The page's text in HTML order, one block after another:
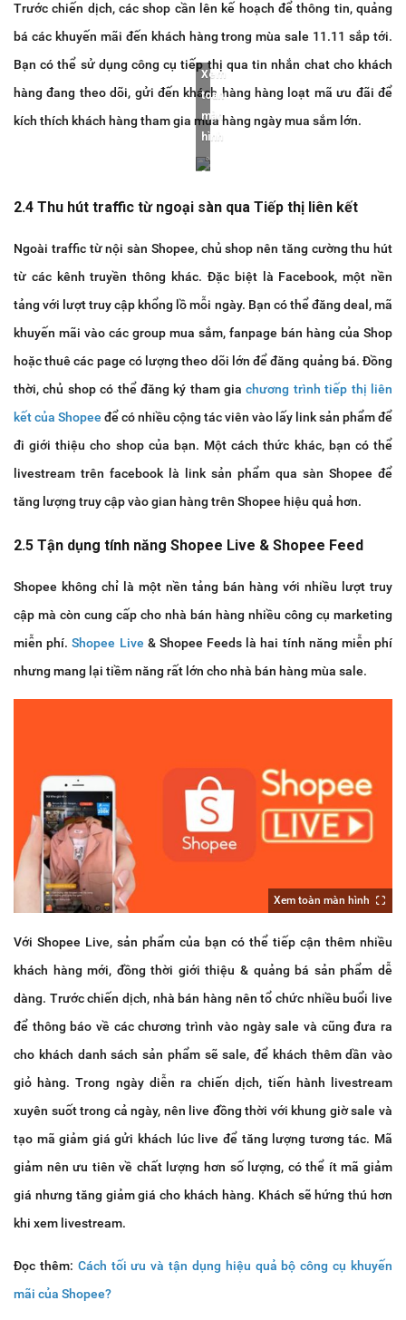
Trước chiến dịch, các shop cần lên kế hoạch để thông tin, quảng
bá các khuyến mãi đến khách hàng trong mùa sale 11.11 sắp tới.
Bạn có thể sử dụng công cụ tiếp thị qua tin nhắn chat cho khách
hàng đang theo dõi, gửi đến khách hàng hàng loạt mã ưu đãi để
kích thích khách hàng tham gia mua hàng ngày mua sắm lớn.
Xem
toàn
màn
hình
2.4 Thu hút traffic từ ngoại sàn qua Tiếp thị liên kết
Ngoài traffic từ nội sàn Shopee, chủ shop nên tăng cường thu hút
từ các kênh truyền thông khác. Đặc biệt là Facebook, một nền
tảng với lượt truy cập khổng lồ mỗi ngày. Bạn có thể đăng deal, mã
khuyến mãi vào các group mua sắm, fanpage bán hàng của Shop
hoặc thuê các page có lượng theo dõi lớn để đăng quảng bá. Đồng
thời, chủ shop có thể đăng ký tham giachương trình tiếp thị liên
kết của Shopee để có nhiều cộng tác viên vào lấy link sản phẩm để
đi giới thiệu cho shop của bạn. Một cách thức khác, bạn có thể
livestream trên facebook là link sản phẩm qua sàn Shopee để
tăng lượng truy cập vào gian hàng trên Shopee hiệu quả hơn.
2.5 Tận dụng tính năng Shopee Live & Shopee Feed
Shopee không chỉ là một nền tảng bán hàng với nhiều lượt truy
cập mà còn cung cấp cho nhà bán hàng nhiều công cụ marketing
miễn phí.Shopee Live & Shopee Feeds là hai tính năng miễn phí
nhưng mang lại tiềm năng rất lớn cho nhà bán hàng mùa sale.
Xem toàn màn hình
Với Shopee Live, sản phẩm của bạn có thể tiếp cận thêm nhiều
khách hàng mới, đồng thời giới thiệu & quảng bá sản phẩm dễ
dàng. Trước chiến dịch, nhà bán hàng nên tổ chức nhiều buổi live
để thông báo về các chương trình vào ngày sale và cũng đưa ra
cho khách danh sách sản phẩm sẽ sale, để khách thêm dần vào
giỏ hàng. Trong ngày diễn ra chiến dịch, tiến hành livestream
xuyên suốt trong cả ngày, nên live đồng thời với khung giờ sale và
tạo mã giảm giá gửi khách lúc live để tăng lượng tương tác. Mã
giảm nên ưu tiên về chất lượng hơn số lượng, có thể ít mã giảm
giá nhưng tăng giảm giá cho khách hàng. Khách sẽ hứng thú hơn
khi xem livestream.
Đọc thêm: Cách tối ưu và tận dụng hiệu quả bộ công cụ khuyến
mãi của Shopee?